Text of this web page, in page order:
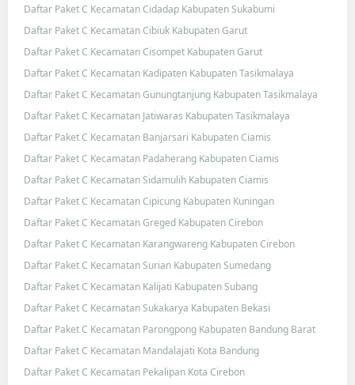
Daftar Paket C Kecamatan Cidadap Kabupaten Sukabumi
Daftar Paket C Kecamatan Cibiuk Kabupaten Garut
Daftar Paket C Kecamatan Cisompet Kabupaten Garut
Daftar Paket C Kecamatan Kadipaten Kabupaten Tasikmalaya
Daftar Paket C Kecamatan Gunungtanjung Kabupaten Tasikmalaya
Daftar Paket C Kecamatan Jatiwaras Kabupaten Tasikmalaya
Daftar Paket C Kecamatan Banjarsari Kabupaten Ciamis
Daftar Paket C Kecamatan Padaherang Kabupaten Ciamis
Daftar Paket C Kecamatan Sidamulih Kabupaten Ciamis
Daftar Paket C Kecamatan Cipicung Kabupaten Kuningan
Daftar Paket C Kecamatan Greged Kabupaten Cirebon
Daftar Paket C Kecamatan Karangwareng Kabupaten Cirebon
Daftar Paket C Kecamatan Surian Kabupaten Sumedang
Daftar Paket C Kecamatan Kalijati Kabupaten Subang
Daftar Paket C Kecamatan Sukakarya Kabupaten Bekasi
Daftar Paket C Kecamatan Parongpong Kabupaten Bandung Barat
Daftar Paket C Kecamatan Mandalajati Kota Bandung
Daftar Paket C Kecamatan Pekalipan Kota Cirebon